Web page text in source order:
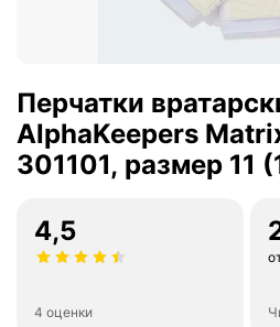
Перчатки
AlphaKeepers
301101, размер 11
4,5
4 оценки